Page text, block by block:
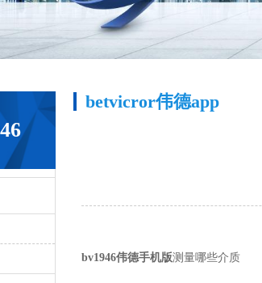
betvicror伟德app
bv1946伟德手机版测量哪些介质